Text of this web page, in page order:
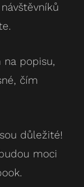
popisu,
čím
důležité!
moci